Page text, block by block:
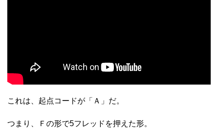
これは、起点コードが「Ａ」だ。
つまり、Ｆの形で5フレッドを押えた形。